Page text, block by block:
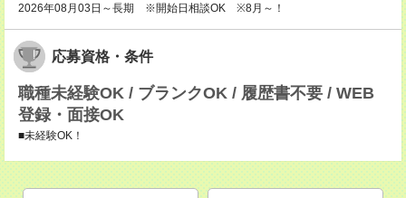
2026年08月03日～長期 ※開始日相談OK ※8月～！
応募資格・条件
職種未経験OK / ブランクOK / 履歴書不要 / WEB
登録・面接OK
■未経験OK！